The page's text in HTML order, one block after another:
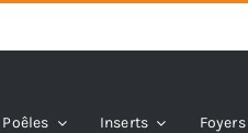
Poêles Inserts Foyers